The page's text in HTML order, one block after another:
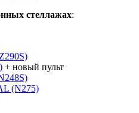
стеллажах:
+ новый пульт
(N275)